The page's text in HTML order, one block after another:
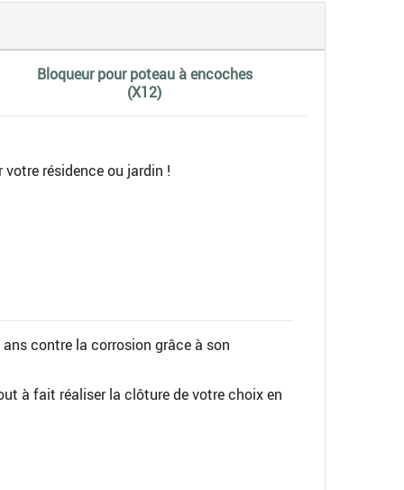
Bloqueur pour poteau à encoches
(X12)
résidence ou jardin !
contre la corrosion grâce à son
à fait réaliser la clôture de votre choix en